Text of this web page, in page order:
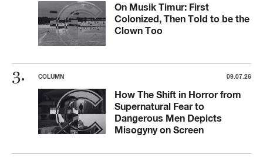
On Musik Timur: First
Colonized, Then Told to be the
Clown Too
COLUMN 09.07.26
How The Shift in Horror from
Supernatural Fear to
Dangerous Men Depicts
Misogyny on Screen